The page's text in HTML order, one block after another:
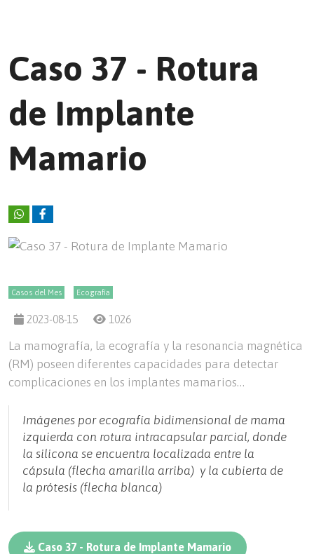
Caso 37 - Rotura
de Implante
Mamario
Casos del Mes Ecografía
2023-08-15 1026
La mamografía, la ecografía y la resonancia magnética
(RM) poseen diferentes capacidades para detectar
complicaciones en los implantes mamarios…
Imágenes por ecografía bidimensional de mama
izquierda con rotura intracapsular parcial, donde
la silicona se encuentra localizada entre la
cápsula (flecha amarilla arriba) y la cubierta de
la prótesis (flecha blanca)
Caso 37 - Rotura de Implante Mamario